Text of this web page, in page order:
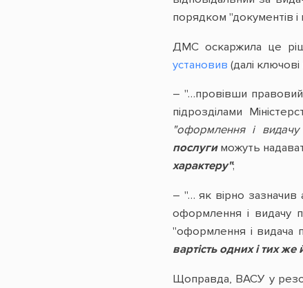
порядком "документів і
ДМС оскаржила це
установив (далі ключові
– "…провівши правовий
підрозділами
"оформлення і
послугиможуть
характеру";
– "… як вірно
оформлення і видачу
"оформлення і видача
вартість одних і тих
Щоправда, ВАСУ у